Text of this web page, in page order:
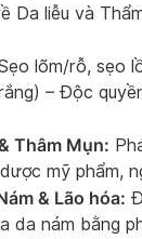
Da liễu và
lõm/rỗ, sẹo
– Độc
Thâm Mụn:
mỹ phẩm,
& Lão hóa:
da nám bằng